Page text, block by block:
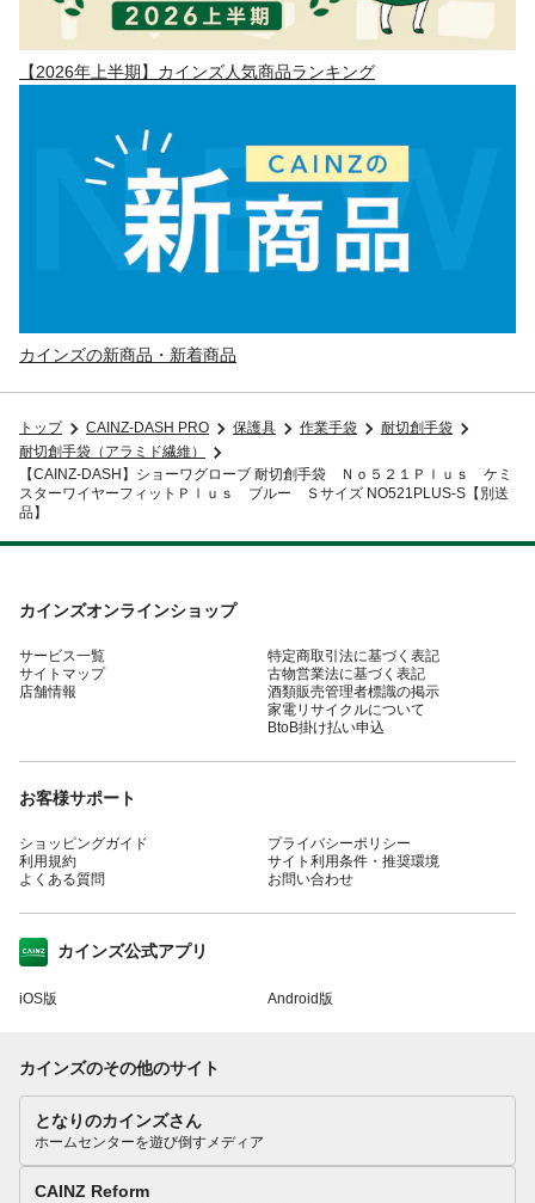
【2026年上半期】カインズ人気商品ランキング
カインズの新商品・新着商品
トップ CAINZ-DASH PRO 保護具 作業手袋
耐切創手袋
耐切創手袋（アラミド繊維）
【CAINZ-DASH】ショーワグローブ 耐切創手袋 Ｎｏ５２１Ｐｌｕｓ ケミ
スターワイヤーフィットＰｌｕｓ ブルー Ｓサイズ NO521PLUS-S【別送
品】
カインズオンラインショップ
サービス一覧
サイトマップ
店舗情報
特定商取引法に基づく表記
古物営業法に基づく表記
酒類販売管理者標識の掲示
家電リサイクルについて
BtoB掛け払い申込
お客様サポート
ショッピングガイド
利用規約
よくある質問
プライバシーポリシー
サイト利用条件・推奨環境
お問い合わせ
カインズ公式アプリ
iOS版 Android版
カインズのその他のサイト
となりのカインズさん
ホームセンターを遊び倒すメディア
CAINZ Reform